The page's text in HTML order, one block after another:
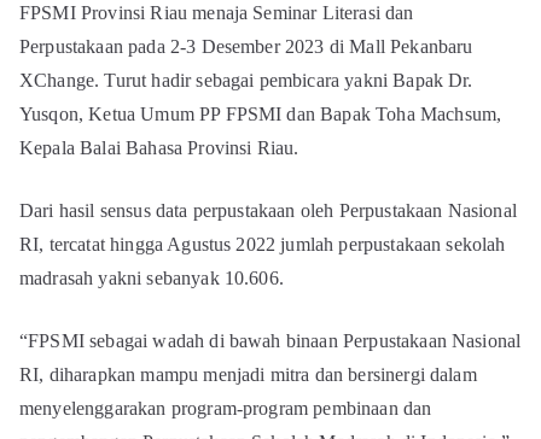
FPSMI Provinsi Riau menaja Seminar Literasi dan
Perpustakaan pada 2-3 Desember 2023 di Mall Pekanbaru
XChange. Turut hadir sebagai pembicara yakni Bapak Dr.
Yusqon, Ketua Umum PP FPSMI dan Bapak Toha Machsum,
Kepala Balai Bahasa Provinsi Riau.
Dari hasil sensus data perpustakaan oleh Perpustakaan Nasional
RI, tercatat hingga Agustus 2022 jumlah perpustakaan sekolah
madrasah yakni sebanyak 10.606.
“FPSMI sebagai wadah di bawah binaan Perpustakaan Nasional
RI, diharapkan mampu menjadi mitra dan bersinergi dalam
menyelenggarakan program-program pembinaan dan